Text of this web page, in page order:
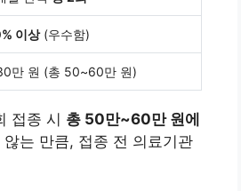
이상(우수함)
만 원 (총 50~60만 원)
접종 시 총 50만~60만 원에
는 만큼, 접종 전 의료기관